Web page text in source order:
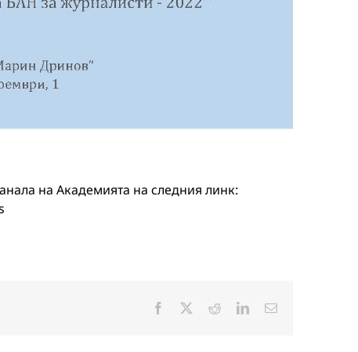
на Академията на следния линк:
Facebook RedditLinkedInЕлектронна